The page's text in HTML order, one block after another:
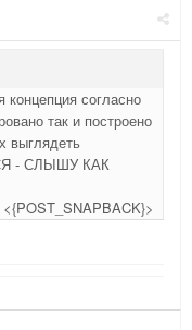
согласно
так и построено
выглядеть
- СЛЫШУ КАК
<{POST_SNAPBACK}>